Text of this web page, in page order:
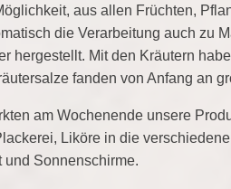
aus allen Früchten,
die Verarbeitung auch zu
hergestellt. Mit den Kräutern
fanden von Anfang an
am Wochenende unsere
Liköre in die
und Sonnenschirme.